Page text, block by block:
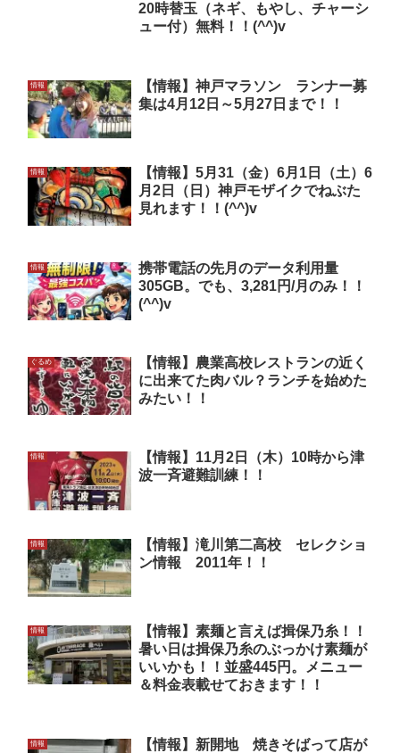
20時替玉（ネギ、もやし、チャーシ
ュー付）無料！！(^^)v
情報
【情報】神戸マラソン ランナー募
集は4月12日～5月27日まで！！
情報
【情報】5月31（金）6月1日（土）6
月2日（日）神戸モザイクでねぶた
見れます！！(^^)v
情報
携帯電話の先月のデータ利用量
305GB。でも、3,281円/月のみ！！
(^^)v
ぐるめ
【情報】農業高校レストランの近く
に出来てた肉バル？ランチを始めた
みたい！！
情報
【情報】11月2日（木）10時から津
波一斉避難訓練！！
情報
【情報】滝川第二高校 セレクショ
ン情報 2011年！！
情報
【情報】素麺と言えば揖保乃糸！！
暑い日は揖保乃糸のぶっかけ素麺が
いいかも！！並盛445円。メニュー
＆料金表載せておきます！！
情報
【情報】新開地 焼きそばって店が